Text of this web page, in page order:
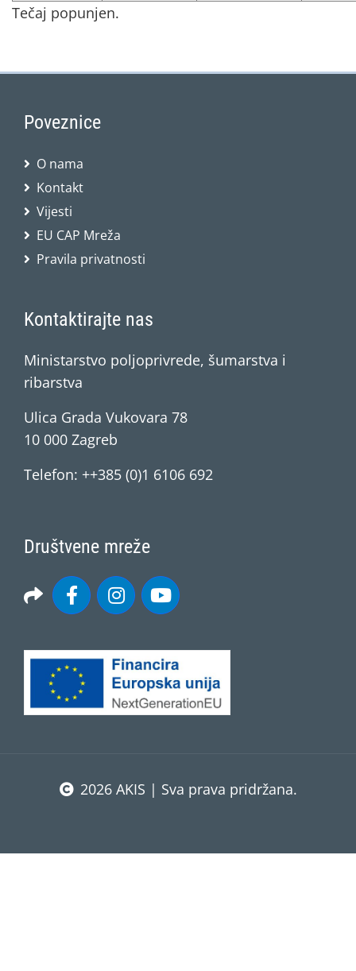
Tečaj popunjen.
Poveznice
O nama
Kontakt
Vijesti
EU CAP Mreža
Pravila privatnosti
Kontaktirajte nas
Ministarstvo poljoprivrede, šumarstva i
ribarstva
Ulica Grada Vukovara 78
10 000 Zagreb
Telefon: ++385 (0)1 6106 692
Društvene mreže
2026 AKIS | Sva prava pridržana.